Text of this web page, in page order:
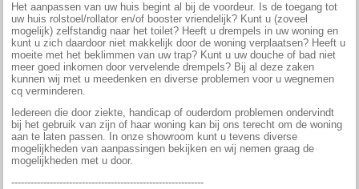
Het aanpassen van uw huis begint al bij de voordeur. Is de toegang tot
uw huis rolstoel/rollator en/of booster vriendelijk? Kunt u (zoveel
mogelijk) zelfstandig naar het toilet? Heeft u drempels in uw woning en
kunt u zich daardoor niet makkelijk door de woning verplaatsen? Heeft u
moeite met het beklimmen van uw trap? Kunt u uw douche of bad niet
meer goed inkomen door vervelende drempels? Bij al deze zaken
kunnen wij met u meedenken en diverse problemen voor u wegnemen
cq verminderen.
Iedereen die door ziekte, handicap of ouderdom problemen ondervindt
bij het gebruik van zijn of haar woning kan bij ons terecht om de woning
aan te laten passen. In onze showroom kunt u tevens diverse
mogelijkheden van aanpassingen bekijken en wij nemen graag de
mogelijkheden met u door.
------------------------------------------------------------